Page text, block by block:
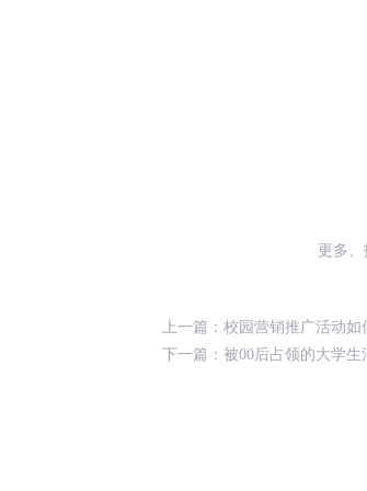
更多
上一篇： 校园营销推广活动如
下一篇： 被00后占领的大学生